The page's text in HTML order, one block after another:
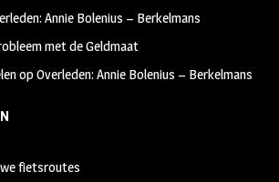
Annie Bolenius – Berkelmans
met de Geldmaat
opOverleden: Annie Bolenius – Berkelmans
fietsroutes